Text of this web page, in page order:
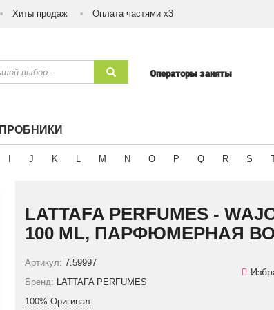
Хиты продаж Оплата частями х3
Операторы заняты
ПРОБНИКИ
J K L M N O P Q R S
LATTAFA PERFUMES -
100 ML, ПАРФЮМЕРНАЯ
Артикул: 7.59997
Бренд: LATTAFA PERFUMES
100% Оригинал